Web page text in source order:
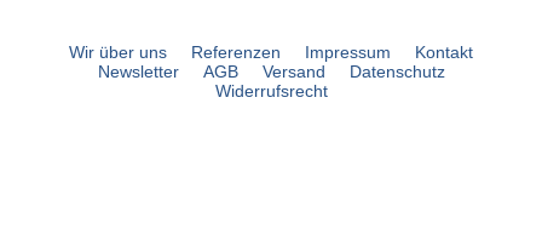
Wir über uns Referenzen Impressum
Kontakt
Newsletter
AGB Versand
Datenschutz
Widerrufsrecht